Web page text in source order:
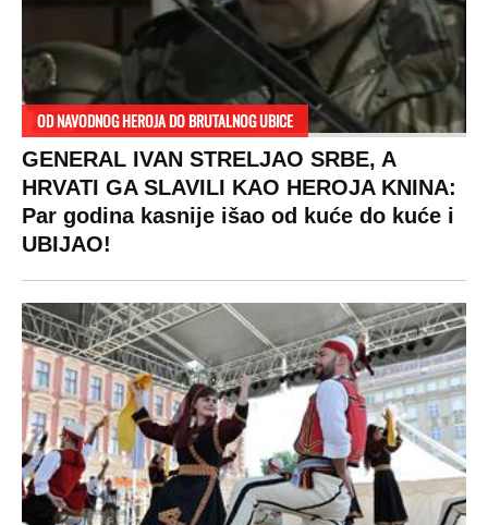
SPREMITE SE
Za posnu slavsku trpezu ove godine treba
izdvojiti ozbiljnu sumu novca: Nečija cela
plata ode na svega 20 gostiju
VESTI SHOWBIZ SPORT VIRALNO